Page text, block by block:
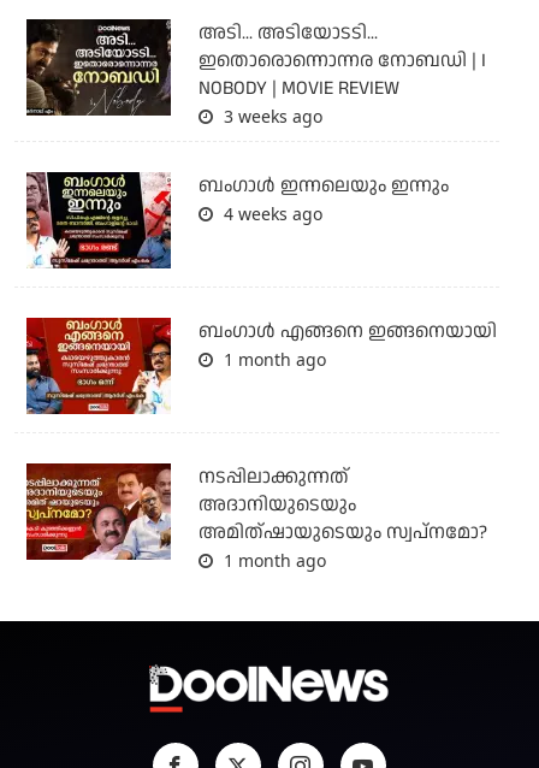
അടി... അടിയോടടി...
ഇതൊരൊന്നൊന്നര നോബഡി | I
NOBODY | MOVIE REVIEW
3 weeks ago
ബംഗാള്‍ ഇന്നലെയും ഇന്നും
4 weeks ago
ബം​ഗാൾ എങ്ങനെ ഇങ്ങനെയായി
1 month ago
നടപ്പിലാക്കുന്നത്
അദാനിയുടെയും
അമിത്ഷായുടെയും സ്വപ്നമോ?
1 month ago